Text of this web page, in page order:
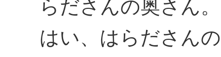
らださんの奥さん。
はい、はらださん